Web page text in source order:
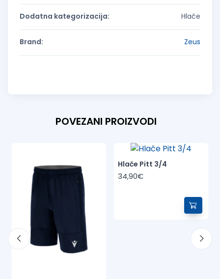
Dodatna kategorizacija: Hlače
Brand: Zeus
POVEZANI PROIZVODI
Hlače Pitt 3/4
34,90€